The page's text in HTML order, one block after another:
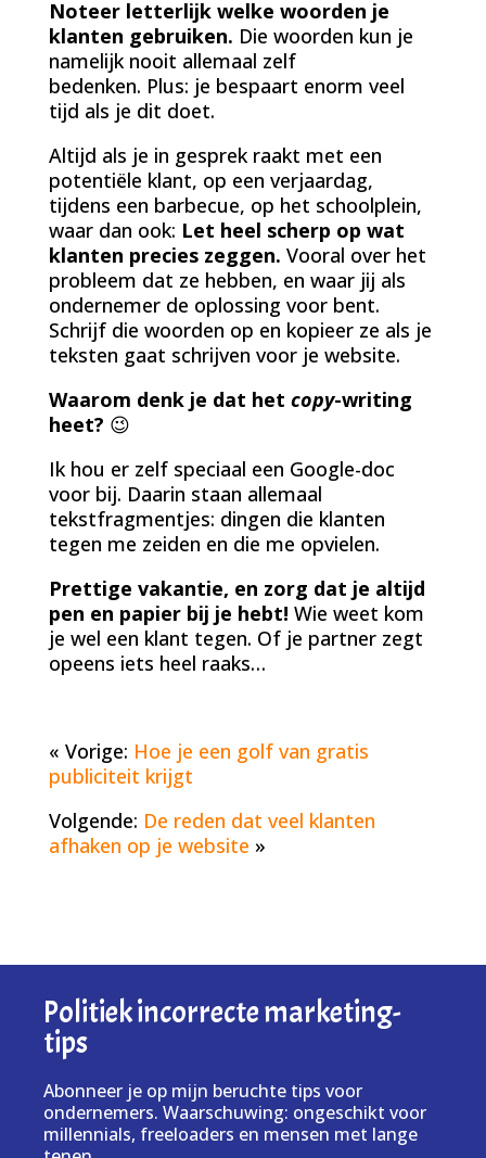
Noteer letterlijk welke woorden je
klanten gebruiken. Die woorden kun je
namelijk nooit allemaal zelf
bedenken. Plus: je bespaart enorm veel
tijd als je dit doet.
Altijd als je in gesprek raakt met een
potentiële klant, op een verjaardag,
tijdens een barbecue, op het schoolplein,
waar dan ook: Let heel scherp op wat
klanten precies zeggen. Vooral over het
probleem dat ze hebben, en waar jij als
ondernemer de oplossing voor bent.
Schrijf die woorden op en kopieer ze als je
teksten gaat schrijven voor je website.
Waarom denk je dat het copy-writing
heet? 😉
Ik hou er zelf speciaal een Google-doc
voor bij. Daarin staan allemaal
tekstfragmentjes: dingen die klanten
tegen me zeiden en die me opvielen.
Prettige vakantie, en zorg dat je altijd
pen en papier bij je hebt! Wie weet kom
je wel een klant tegen. Of je partner zegt
opeens iets heel raaks…
« Vorige: Hoe je een golf van gratis
publiciteit krijgt
Volgende: De reden dat veel klanten
afhaken op je website »
Politiek incorrecte marketing-
tips
Abonneer je op mijn beruchte tips voor
ondernemers. Waarschuwing: ongeschikt voor
millennials, freeloaders en mensen met lange